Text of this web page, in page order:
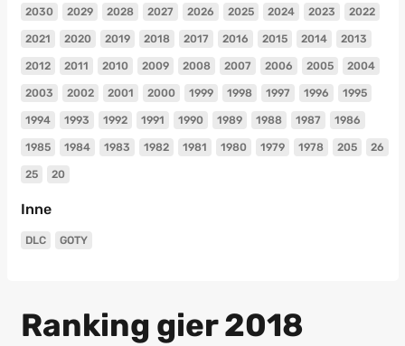
2030 2029 2028 2027 2026 2025 2024 2023 2022
2021 2020 2019 2018 2017 2016 2015 2014 2013
2012 2011 2010 2009 2008 2007 2006 2005 2004
2003 2002 2001 2000 1999 1998 1997 1996 1995
1994 1993 1992 1991 1990 1989 1988 1987 1986
1985 1984 1983 1982 1981 1980 1979 1978 205 26
25 20
Inne
DLC GOTY
Ranking gier 2018